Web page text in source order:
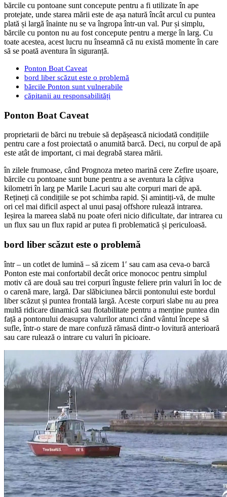
bărcile cu pontoane sunt concepute pentru a fi utilizate în ape
protejate, unde starea mării este de așa natură încât arcul cu puntea
plată și largă înainte nu se va îngropa într-un val. Pur și simplu,
bărcile cu ponton nu au fost concepute pentru a merge în larg. Cu
toate acestea, acest lucru nu înseamnă că nu există momente în care
să se poată aventura în siguranță.
Ponton Boat Caveat
bord liber scăzut este o problemă
bărcile Ponton sunt vulnerabile
căpitanii au responsabilități
Ponton Boat Caveat
proprietarii de bărci nu trebuie să depășească niciodată condițiile
pentru care a fost proiectată o anumită barcă. Deci, nu corpul de apă
este atât de important, ci mai degrabă starea mării.
în zilele frumoase, când Prognoza meteo marină cere Zefire ușoare,
bărcile cu pontoane sunt bune pentru a se aventura la câțiva
kilometri în larg pe Marile Lacuri sau alte corpuri mari de apă.
Rețineți că condițiile se pot schimba rapid. Și amintiți-vă, de multe
ori cel mai dificil aspect al unui pasaj offshore rulează intrarea.
Ieșirea la mareea slabă nu poate oferi nicio dificultate, dar intrarea cu
un flux sau un flux rapid ar putea fi problematică și periculoasă.
bord liber scăzut este o problemă
într – un cotlet de lumină – să zicem 1′ sau cam asa ceva-o barcă
Ponton este mai confortabil decât orice monococ pentru simplul
motiv că are două sau trei corpuri înguste feliere prin valuri în loc de
o carenă mare, largă. Dar slăbiciunea bărcii pontonului este bordul
liber scăzut și puntea frontală largă. Aceste corpuri slabe nu au prea
multă ridicare dinamică sau flotabilitate pentru a menține puntea din
față a pontonului deasupra valurilor atunci când vântul începe să
sufle, într-o stare de mare confuză rămasă dintr-o lovitură anterioară
sau care rulează o intrare cu valuri în picioare.